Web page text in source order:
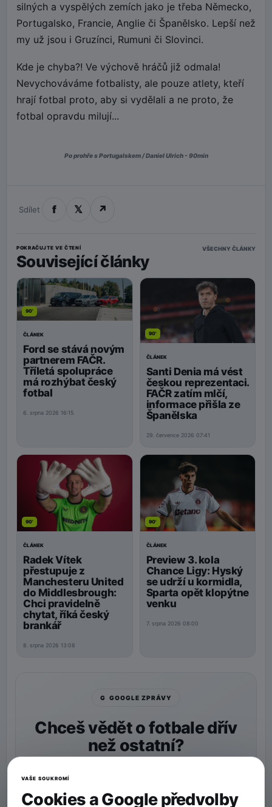
silných a vyspělých zemích jako je třeba Německo,
Portugalsko, Francie, Anglie či Španělsko. Lepší než
my už jsou i Gruzínci, Rumuni či Slovinci.
Kde je chyba?! Ve výchově hráčů již odmala!
Nevychováváme fotbalisty, ale pouze atlety, kteří
hrají fotbal proto, aby si vydělali a ne proto, že
fotbal opravdu milují...
Po prohře s Portugalskem / Daniel Ulrich - 90min
Sdílet f 𝕏 ↗
POKRAČUJTE VE ČTENÍ
Související články
VŠECHNY ČLÁNKY
90'
ČLÁNEK
Ford se stává novým
partnerem FAČR.
Tříletá spolupráce
má rozhýbat český
fotbal
6. srpna 2026 16:15
90'
ČLÁNEK
Santi Denia má vést
českou reprezentaci.
FAČR zatím mlčí,
informace přišla ze
Španělska
29. července 2026 07:41
90'
ČLÁNEK
Radek Vítek
přestupuje z
Manchesteru United
do Middlesbrough:
Chci pravidelně
chytat, říká český
brankář
8. srpna 2026 13:08
90'
ČLÁNEK
Preview 3. kola
Chance Ligy: Hyský
se udrží u kormidla,
Sparta opět klopýtne
venku
7. srpna 2026 08:00
G GOOGLE ZPRÁVY
Chceš vědět o fotbale dřív
než ostatní?
VAŠE SOUKROMÍ
Cookies a Google předvolby